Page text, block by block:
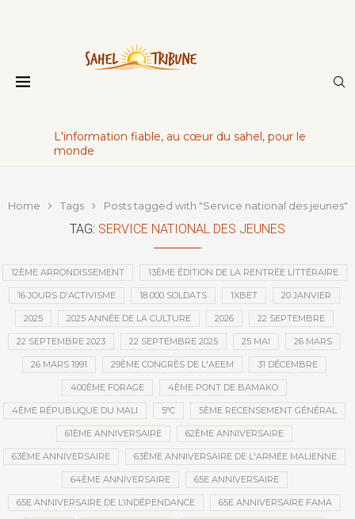
L'information fiable, au cœur du sahel, pour le
monde
Home Tags Posts tagged with "Service national des jeunes"
TAG: SERVICE NATIONAL DES JEUNES
12ÈME ARRONDISSEMENT 13ÈME ÉDITION DE LA RENTRÉE LITTÉRAIRE
16 JOURS D'ACTIVISME 18 000 SOLDATS 1XBET 20 JANVIER
2025 2025 ANNÉE DE LA CULTURE 2026 22 SEPTEMBRE
22 SEPTEMBRE 2023 22 SEPTEMBRE 2025 25 MAI 26 MARS
26 MARS 1991 29ÈME CONGRÈS DE L'AEEM 31 DÉCEMBRE
400ÈME FORAGE 4ÈME PONT DE BAMAKO
4ÈME RÉPUBLIQUE DU MALI 5°C 5ÈME RECENSEMENT GÉNÉRAL
61ÈME ANNIVERSAIRE 62ÈME ANNIVERSAIRE
63ÈME ANNIVERSAIRE 63ÈME ANNIVERSAIRE DE L'ARMÉE MALIENNE
64ÈME ANNIVERSAIRE 65E ANNIVERSAIRE
65E ANNIVERSAIRE DE L’INDÉPENDANCE 65E ANNIVERSAIRE FAMA